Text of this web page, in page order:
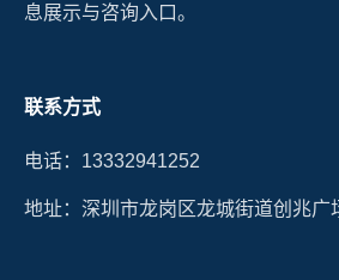
息展示与咨询入口。
联系方式
电话：13332941252
地址：深圳市龙岗区龙城街道创兆广